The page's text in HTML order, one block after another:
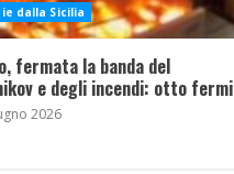
dalla Sicilia
fermata la banda del
e degli incendi: otto fermi
2026